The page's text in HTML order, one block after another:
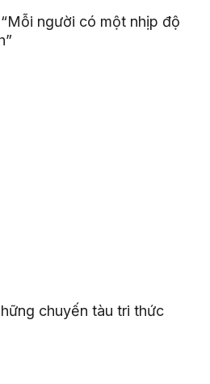
người có một nhịp độ
chuyến tàu tri thức